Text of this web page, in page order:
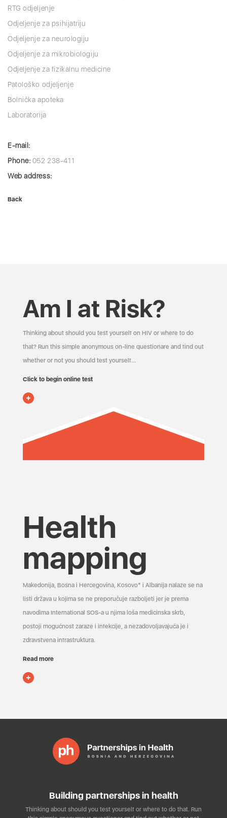
RTG odjeljenje
Odjeljenje za psihijatriju
Odjeljenje za neurologiju
Odjeljenje za mikrobiologiju
Odjeljenje za fizikalnu medicine
Patološko odjeljenje
Bolnička apoteka
Laboratorija
E-mail:
Phone: 052 238-411
Web address:
Back
Am I at Risk?
Thinking about should you test yourself on HIV or where to do
that? Run this simple anonymous on-line questionare and find out
whether or not you should test yourself…
Click to begin online test
Health
mapping
Makedonija, Bosna i Hercegovina, Kosovo* i Albanija nalaze se na
listi država u kojima se ne preporučuje razboljeti jer je prema
navodima International SOS-a u njima loša medicinska skrb,
postoji mogućnost zaraze i infekcije, a nezadovoljavajuća je i
zdravstvena infrastruktura.
Read more
Building partnerships in health
Thinking about should you test yourself or where to do that. Run